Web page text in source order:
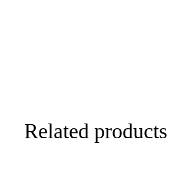
Related products